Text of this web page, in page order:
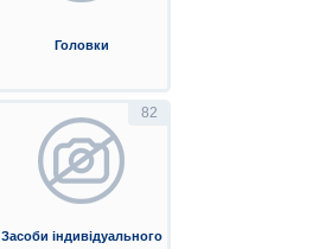
Головки
82
Засоби індивідуального